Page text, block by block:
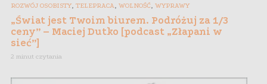
ROZWÓJ OSOBISTY, TELEPRACA, WOLNOŚĆ, WYPRAWY
„Świat jest Twoim biurem. Podróżuj za 1/3
ceny” – Maciej Dutko [podcast „Złapani w
sieć”]
2 minut czytania